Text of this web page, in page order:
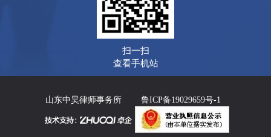
扫一扫
查看手机站
山东中昊律师事务所 鲁ICP备19029659号-1